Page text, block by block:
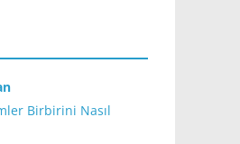
Birbirini Nasıl